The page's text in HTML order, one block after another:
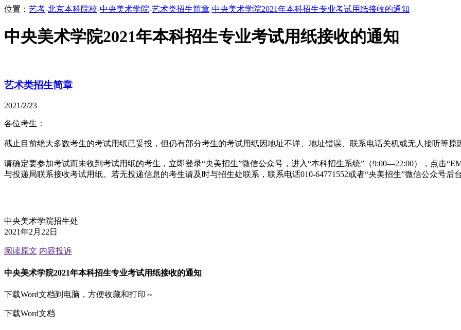
位置： 艺考-北京本科院校-中央美术学院-艺术类招生简章-中央美术学院2021年本科招生专业考试用纸接收的通知
中央美术学院2021年本科招生专业考试用纸接收的通知
艺术类招生简章
2021/2/23
各位考生：
截止目前绝大多数考生的考试用纸已妥投，但仍有部分考生的考试用纸因地址不详、地址错误、联系电话关机或无人接听等
请确定要参加考试而未收到考试用纸的考生，立即登录“央美招生”微信公众号，进入“本科招生系统”（9:00—22:00），点击
与投递局联系接收考试用纸。若无投递信息的考生请及时与招生处联系，联系电话010-64771552或者“央美招生”微信公众号后
中央美术学院招生处
2021年2月22日
阅读原文 内容投诉
中央美术学院2021年本科招生专业考试用纸接收的通知
下载Word文档到电脑，方便收藏和打印～
下载Word文档